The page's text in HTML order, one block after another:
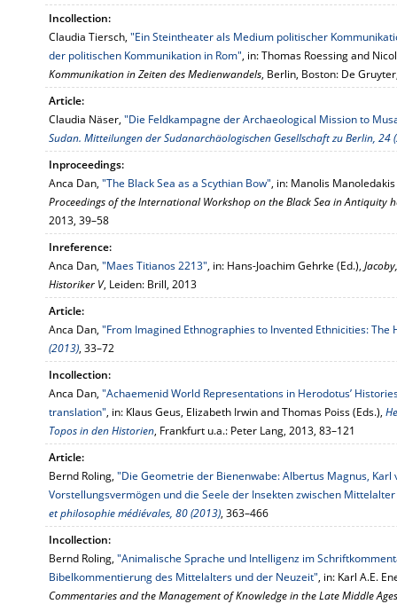
Incollection:
Claudia Tiersch, "Ein Steintheater als Medium politischer
der politischen Kommunikation in Rom", in: Thomas Roessing and
Kommunikation in Zeiten des Medienwandels, Berlin, Boston: De
Article:
Claudia Näser, "Die Feldkampagne der Archaeological Mission to
Sudan. Mitteilungen der Sudanarchäologischen Gesellschaft zu Berlin, 24
Inproceedings:
Anca Dan, "The Black Sea as a Scythian Bow", in: Manolis
Proceedings of the International Workshop on the Black Sea in Antiquity
2013, 39–58
Inreference:
Anca Dan, "Maes Titianos 2213", in: Hans-Joachim Gehrke (Ed.),
Historiker V, Leiden: Brill, 2013
Article:
Anca Dan, "From Imagined Ethnographies to Invented Ethnicities: The
(2013), 33–72
Incollection:
Anca Dan, "Achaemenid World Representations in Herodotus’
translation", in: Klaus Geus, Elizabeth Irwin and Thomas Poiss (Eds.),
Topos in den Historien, Frankfurt u.a.: Peter Lang, 2013, 83–121
Article:
Bernd Roling, "Die Geometrie der Bienenwabe: Albertus Magnus,
Vorstellungsvermögen und die Seele der Insekten zwischen
et philosophie médiévales, 80 (2013), 363–466
Incollection:
Bernd Roling, "Animalische Sprache und Intelligenz im
Bibelkommentierung des Mittelalters und der Neuzeit", in: Karl A.E.
Commentaries and the Management of Knowledge in the Late Middle